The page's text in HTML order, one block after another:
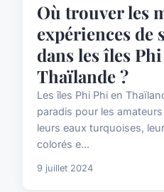
Où trouver les
expériences de
dans les îles
Thaïlande ?
Les îles Phi Phi en
paradis pour les
leurs eaux turquoises,
colorés e...
9 juillet 2024